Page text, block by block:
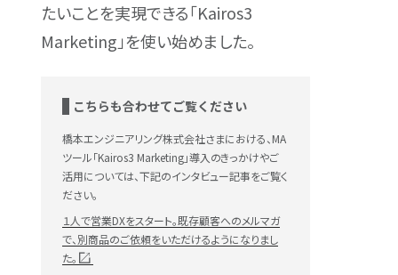
たいことを実現できる「Kairos3
Marketing」を使い始めました。
こちらも合わせてご覧ください
橋本エンジニアリング株式会社さまにおける、MA
ツール「Kairos3 Marketing」導入のきっかけやご
活用については、下記のインタビュー記事をご覧く
ださい。
１人で営業DXをスタート。既存顧客へのメルマガ
で、別商品のご依頼をいただけるようになりまし
た。